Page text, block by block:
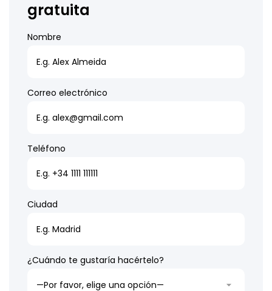
gratuita
Nombre
Correo electrónico
Teléfono
Ciudad
¿Cuándo te gustaría hacértelo?